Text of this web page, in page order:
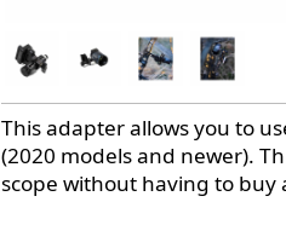
This adapter allows you to
(2020 models and newer).
scope without having to buy